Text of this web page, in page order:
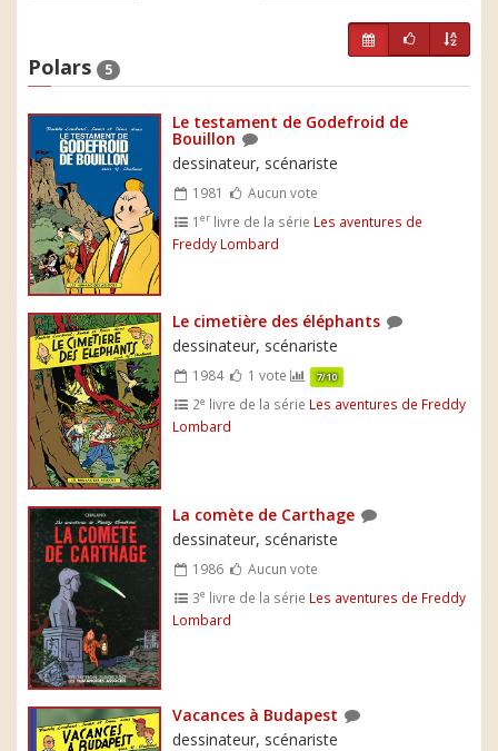
Polars 5
Le testament de Godefroid de
Bouillon
dessinateur, scénariste
1981
Aucun vote
1er livre de la série Les aventures de
Freddy Lombard
Le cimetière des éléphants
dessinateur, scénariste
1984 1 vote 7/10
2e livre de la série Les aventures de Freddy
Lombard
La comète de Carthage
dessinateur, scénariste
1986
Aucun vote
3e livre de la série Les aventures de Freddy
Lombard
Vacances à Budapest
dessinateur, scénariste